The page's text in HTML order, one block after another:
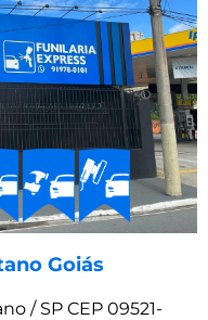
Goiás
/ SP CEP 09521-